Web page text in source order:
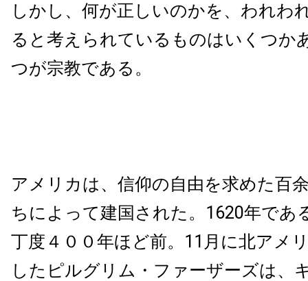
しかし、何が正しいのかを、われわ
ると考えられているものはいくつか
つが宗教である。
アメリカは、信仰の自由を求めた百
ちによって建国された。1620年であ
丁度４００年ほど前。11月に北アメ
したピルグリム・ファーザーズは、